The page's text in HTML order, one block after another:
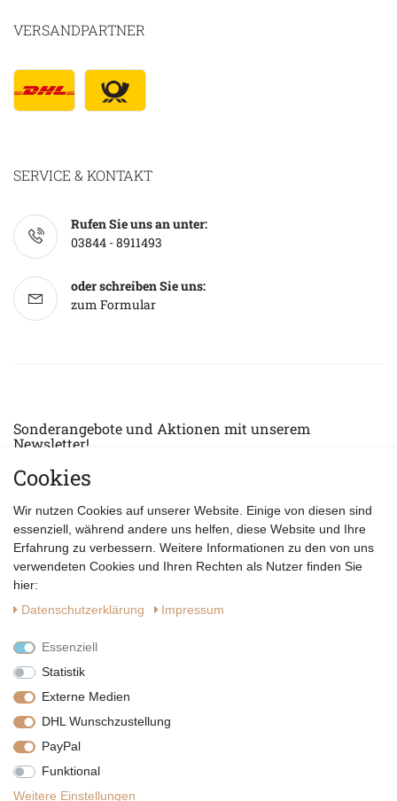
VERSANDPARTNER
SERVICE & KONTAKT
Rufen Sie uns an unter:
03844 - 8911493
oder schreiben Sie uns:
zum Formular
Sonderangebote und Aktionen mit unserem
Newsletter!
E-MAIL *
Datenschutzerklärung
Vertrag widerrufen
Cookies
Wir nutzen Cookies auf unserer Website. Einige von diesen sind
essenziell, während andere uns helfen, diese Website und Ihre
Erfahrung zu verbessern. Weitere Informationen zu den von uns
verwendeten Cookies und Ihren Rechten als Nutzer finden Sie
hier:
Daten­schutz­erklärung
Impressum
Essenziell
Statistik
Externe Medien
DHL Wunschzustellung
PayPal
Funktional
Weitere Einstellungen